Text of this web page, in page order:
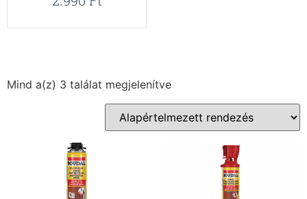
Mind a(z) 3 találat megjelenítve